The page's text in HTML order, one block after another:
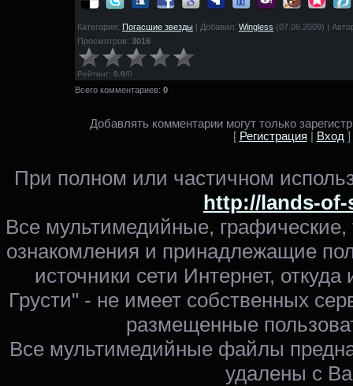
Категория: Погасшие звезды | Добавил: Wingless (07.06.2009) |
Просмотров: 3016
Рейтинг: 0.0/0
Всего комментариев: 0
Добавлять комментарии могут только
[ Регистрация | Вход ]
При полном или частичном
http://lands-
Все мультимедийные,
ознакомления и принадлежащие
источники сети Интернет,
Грусти" - не имеет собственных
размещенные
Все мультимедийные файлы
удалены с